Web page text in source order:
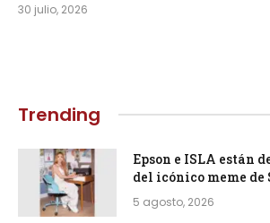
30 julio, 2026
Trending
Epson e ISLA están
del icónico meme
5 agosto, 2026